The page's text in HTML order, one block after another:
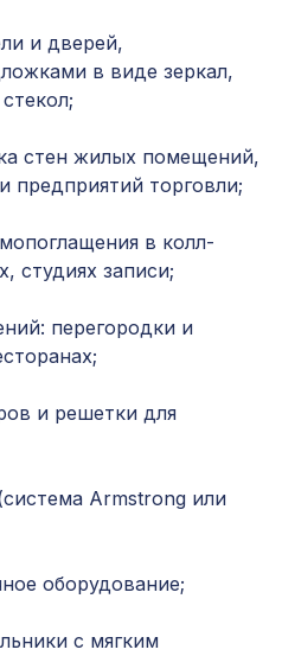
панель КВАДРО
ХДФ, без
панель КВАДРО
ХДФ, бук
3507 ₽
арок КЛАССИКА,
венге
1921 ₽
без отделки,
венге
панель АБАКО,
и дверей,
в виде зеркал,
стен жилых помещений,
предприятий торговли;
в колл-
студиях записи;
перегородки и
и решетки для
Armstrong или
оборудование;
с мягким